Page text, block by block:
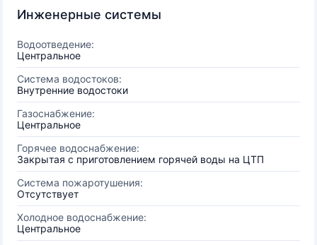
Инженерные системы
Водоотведение:
Центральное
Система водостоков:
Внутренние водостоки
Газоснабжение:
Центральное
Горячее водоснабжение:
Закрытая с приготовлением горячей воды на ЦТП
Система пожаротушения:
Отсутствует
Холодное водоснабжение:
Центральное